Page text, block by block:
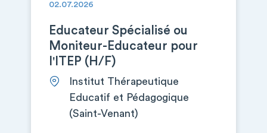
02.07.2026
Educateur Spécialisé ou
Moniteur-Educateur pour
l'ITEP (H/F)
Institut Thérapeutique
Educatif et Pédagogique
(Saint-Venant)